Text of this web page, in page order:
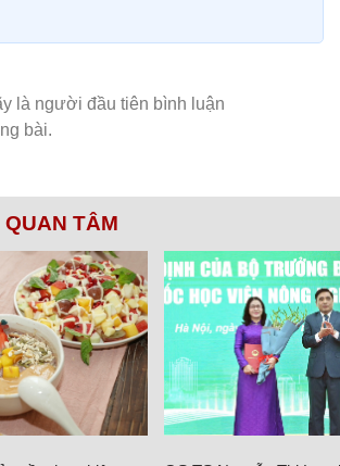
TÂM